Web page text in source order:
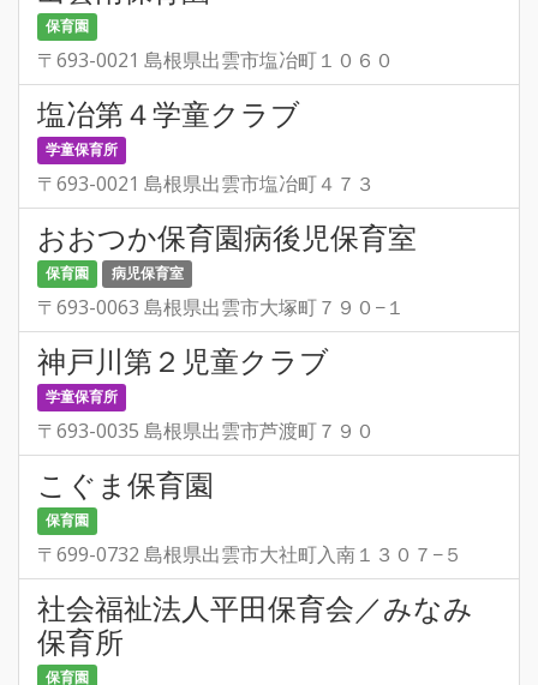
保育園
〒693-0021 島根県出雲市塩冶町１０６０
塩冶第４学童クラブ
学童保育所
〒693-0021 島根県出雲市塩冶町４７３
おおつか保育園病後児保育室
保育園 病児保育室
〒693-0063 島根県出雲市大塚町７９０−１
神戸川第２児童クラブ
学童保育所
〒693-0035 島根県出雲市芦渡町７９０
こぐま保育園
保育園
〒699-0732 島根県出雲市大社町入南１３０７−５
社会福祉法人平田保育会／みなみ
保育所
保育園